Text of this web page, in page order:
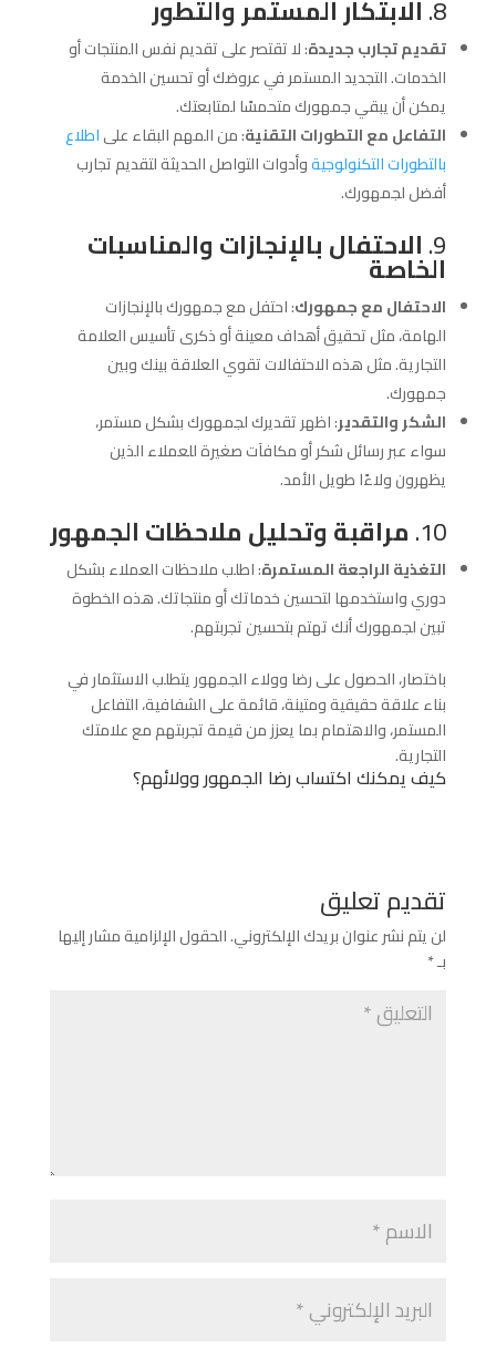
8. الابتكار المستمر والتطور
تقديم تجارب جديدة: لا تقتصر على تقديم نفس المنتجات أو
الخدمات. التجديد المستمر في عروضك أو تحسين الخدمة
يمكن أن يبقي جمهورك متحمسًا لمتابعتك.
التفاعل مع التطورات التقنية: من المهم البقاء علىاطلاع
بالتطورات التكنولوجيةوأدوات التواصل الحديثة لتقديم تجارب
أفضل لجمهورك.
9. الاحتفال بالإنجازات والمناسبات
الخاصة
الاحتفال مع جمهورك: احتفل مع جمهورك بالإنجازات
الهامة، مثل تحقيق أهداف معينة أو ذكرى تأسيس العلامة
التجارية. مثل هذه الاحتفالات تقوي العلاقة بينك وبين
جمهورك.
الشكر والتقدير: اظهر تقديرك لجمهورك بشكل مستمر،
سواء عبر رسائل شكر أو مكافآت صغيرة للعملاء الذين
يظهرون ولاءًا طويل الأمد.
10. مراقبة وتحليل ملاحظات الجمهور
التغذية الراجعة المستمرة: اطلب ملاحظات العملاء بشكل
دوري واستخدمها لتحسين خدماتك أو منتجاتك. هذه الخطوة
تبين لجمهورك أنك تهتم بتحسين تجربتهم.
باختصار، الحصول على رضا وولاء الجمهور يتطلب الاستثمار في
بناء علاقة حقيقية ومتينة، قائمة على الشفافية، التفاعل
المستمر، والاهتمام بما يعزز من قيمة تجربتهم مع علامتك
التجارية.
كيف يمكنك اكتساب رضا الجمهور وولائهم؟
تقديم تعليق
لن يتم نشر عنوان بريدك الإلكتروني.الحقول الإلزامية مشار إليها
بـ*